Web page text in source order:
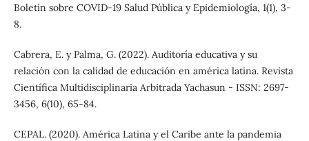
Boletín sobre COVID-19 Salud Pública y Epidemiología, 1(1), 3-
8.
Cabrera, E. y Palma, G. (2022). Auditoría educativa y su
relación con la calidad de educación en américa latina. Revista
Científica Multidisciplinaria Arbitrada Yachasun - ISSN: 2697-
3456, 6(10), 65-84.
CEPAL. (2020). América Latina y el Caribe ante la pandemia